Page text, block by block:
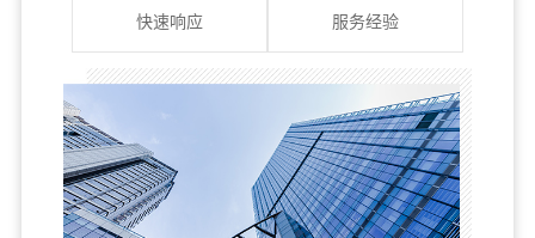
快速响应 服务经验